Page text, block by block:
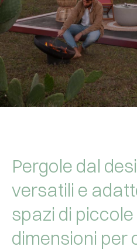
Pergole dal
versatili e
spazi di
dimensioni per